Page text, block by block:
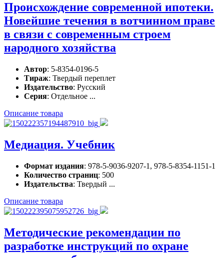
Происхождение современной ипотеки.
Новейшие течения в вотчинном праве
в связи с современным строем
народного хозяйства
Автор: 5-8354-0196-5
Тираж: Твердый переплет
Издательство: Русский
Серия: Отдельное ...
Описание товара
Медиация. Учебник
Формат издания: 978-5-9036-9207-1, 978-5-8354-1151-1
Количество страниц: 500
Издательства: Твердый ...
Описание товара
Методические рекомендации по
разработке инструкций по охране